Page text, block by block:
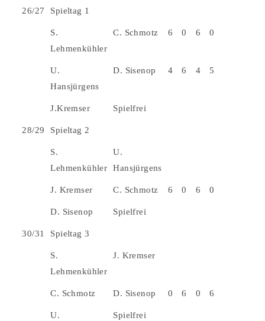
26/27 Spieltag 1
S.
Lehmenkühler
C. Schmotz 6 0 6 0
U.
Hansjürgens
D. Sisenop 4 6 4 5
J.Kremser Spielfrei
28/29 Spieltag 2
S.
Lehmenkühler
U.
Hansjürgens
J. Kremser C. Schmotz 6 0 6 0
D. Sisenop Spielfrei
30/31 Spieltag 3
S.
Lehmenkühler
J. Kremser
C. Schmotz D. Sisenop 0 6 0 6
U.
Spielfrei